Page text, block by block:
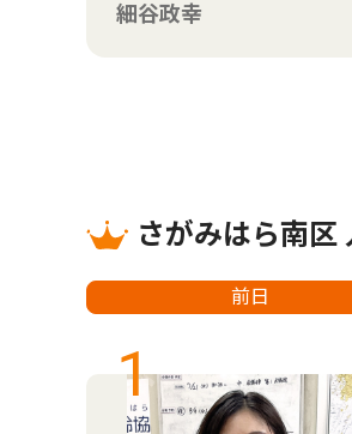
細谷政幸
さがみはら南区
前日
1